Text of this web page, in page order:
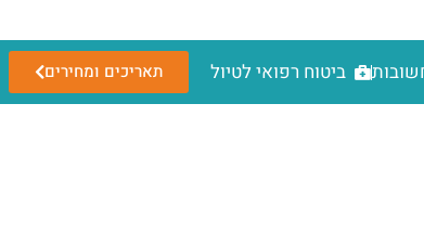
ביטוח רפואי לטיול תאריכים ומחירים